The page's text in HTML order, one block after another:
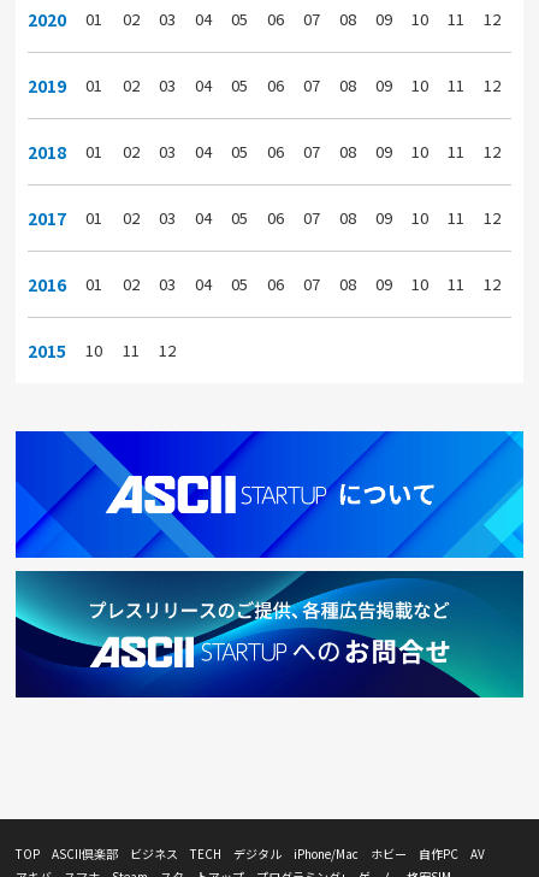
2020 01 02 03 04 05 06 07 08 09 10 11 12
2019 01 02 03 04 05 06 07 08 09 10 11 12
2018 01 02 03 04 05 06 07 08 09 10 11 12
2017 01 02 03 04 05 06 07 08 09 10 11 12
2016 01 02 03 04 05 06 07 08 09 10 11 12
2015 10 11 12
TOP ASCII倶楽部 ビジネス TECH デジタル iPhone/Mac ホビー 自作PC
AV